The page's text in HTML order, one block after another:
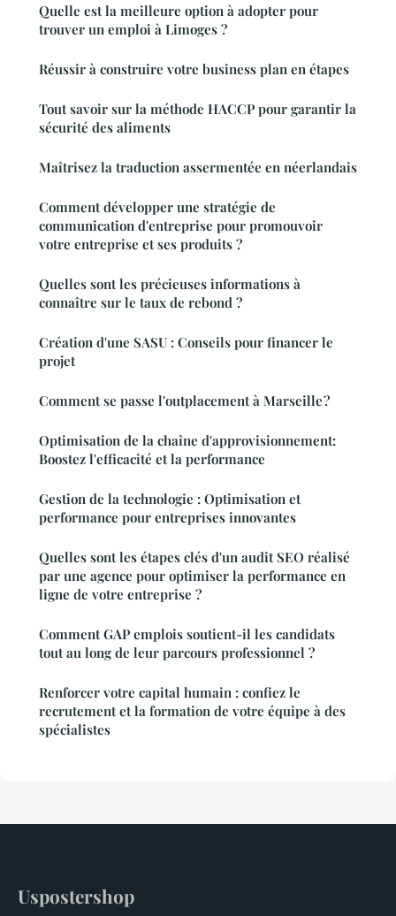
Quelle est la meilleure option à adopter pour
trouver un emploi à Limoges ?
Réussir à construire votre business plan en étapes
Tout savoir sur la méthode HACCP pour garantir la
sécurité des aliments
Maîtrisez la traduction assermentée en néerlandais
Comment développer une stratégie de
communication d'entreprise pour promouvoir
votre entreprise et ses produits ?
Quelles sont les précieuses informations à
connaître sur le taux de rebond ?
Création d'une SASU : Conseils pour financer le
projet
Comment se passe l'outplacement à Marseille ?
Optimisation de la chaîne d'approvisionnement:
Boostez l'efficacité et la performance
Gestion de la technologie : Optimisation et
performance pour entreprises innovantes
Quelles sont les étapes clés d'un audit SEO réalisé
par une agence pour optimiser la performance en
ligne de votre entreprise ?
Comment GAP emplois soutient-il les candidats
tout au long de leur parcours professionnel ?
Renforcer votre capital humain : confiez le
recrutement et la formation de votre équipe à des
spécialistes
Uspostershop